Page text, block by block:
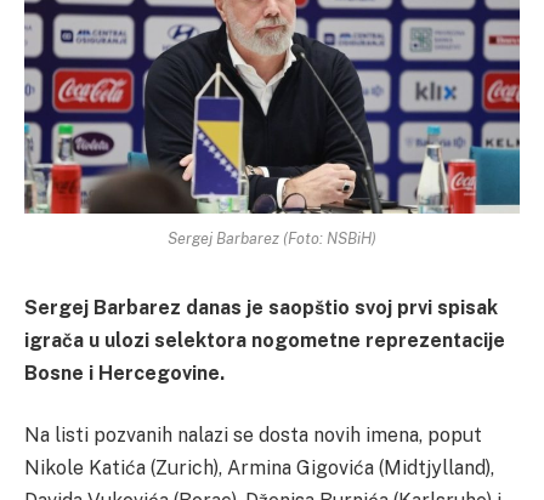
Sergej Barbarez (Foto: NSBiH)
Sergej Barbarez danas je saopštio svoj prvi spisak
igrača u ulozi selektora nogometne reprezentacije
Bosne i Hercegovine.
Na listi pozvanih nalazi se dosta novih imena, poput
Nikole Katića (Zurich), Armina Gigovića (Midtjylland),